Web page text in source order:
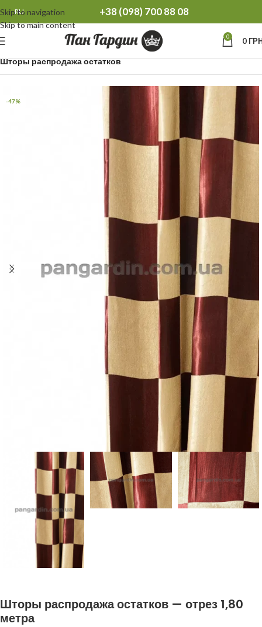
Skip to navigation
Skip to main content
RU +38 (098) 700 88 08
0 0
Главная
Распродажа остатков Тюль Шторы
Шторы распродажа остатков
-47%
Шторы распродажа остатков — отрез 1,80
метра